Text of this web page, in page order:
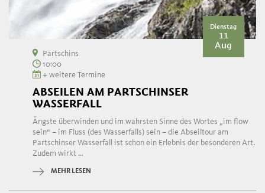
Dienstag
11
Aug
Partschins
10:00
+ weitere Termine
ABSEILEN AM PARTSCHINSER
WASSERFALL
Ängste überwinden und im wahrsten Sinne des Wortes „im flow
sein“ – im Fluss (des Wasserfalls) sein – die Abseiltour am
Partschinser Wasserfall ist schon ein Erlebnis der besonderen Art.
Zudem wirkt ...
MEHR LESEN